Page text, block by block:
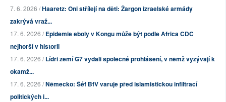
7. 6. 2026 /Haaretz: Oni střílejí na děti: Žargon izraelské armády
zakrývá vraž...
17. 6. 2026 /Epidemie eboly v Kongu může být podle Africa CDC
nejhorší v historii
17. 6. 2026 /Lídři zemí G7 vydali společné prohlášení, v němž vyzývají k
okamž...
17. 6. 2026 /Německo: Šéf BfV varuje před islamistickou infiltrací
politických i...